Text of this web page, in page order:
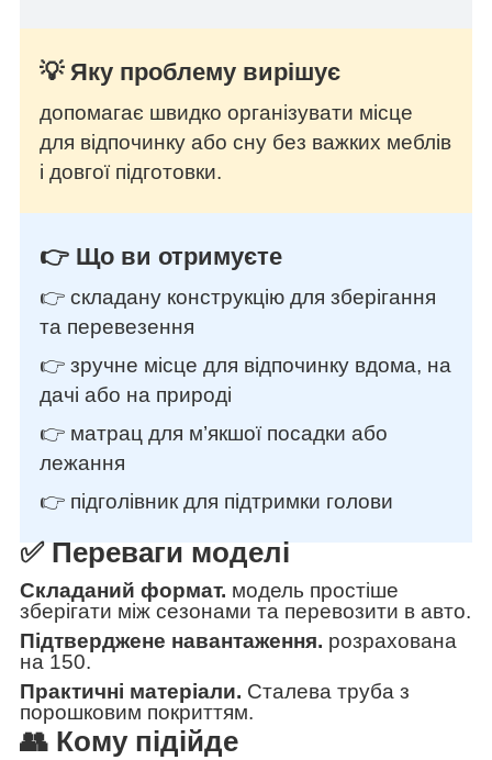
💡 Яку проблему вирішує
допомагає швидко організувати місце
для відпочинку або сну без важких меблів
і довгої підготовки.
👉 Що ви отримуєте
👉 складану конструкцію для зберігання
та перевезення
👉 зручне місце для відпочинку вдома, на
дачі або на природі
👉 матрац для м’якшої посадки або
лежання
👉 підголівник для підтримки голови
✅ Переваги моделі
Складаний формат. модель простіше
зберігати між сезонами та перевозити в авто.
Підтверджене навантаження. розрахована
на 150.
Практичні матеріали. Сталева труба з
порошковим покриттям.
👥 Кому підійде